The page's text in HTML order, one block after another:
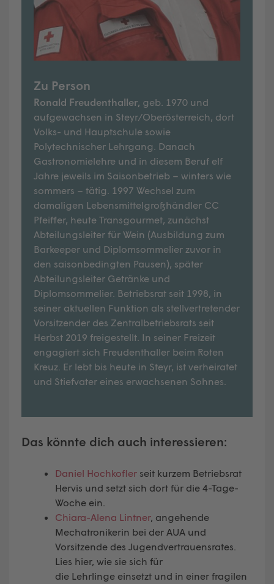
Zu Person
Ronald Freudenthaller, geb. 1970 und
aufgewachsen in Steyr/Oberösterreich, dort
Volks- und Hauptschule sowie
Polytechnischer Lehrgang. Danach
Gastronomielehre und in diesem Beruf elf
Jahre jeweils im Saisonbetrieb – winters wie
sommers – tätig. 1997 Wechsel zum
damaligen Lebensmittelgroßhändler CC
Pfeiffer, heute Transgourmet, zunächst
Abteilungsleiter für Wein (Ausbildung zum
Barkeeper und Diplomsommelier zuvor in
den saisonbedingten Pausen), später
Abteilungsleiter Getränke und
Diplomsommelier. Betriebsrat seit 1998, in
seiner aktuellen Funktion als stellvertretender
Vorsitzender des Zentralbetriebsrats seit
Herbst 2019 freigestellt. In seiner Freizeit
engagiert sich Freudenthaller beim Roten
Kreuz. Er lebt bis heute in Steyr, ist verheiratet
und Stiefvater eines erwachsenen Sohnes.
Das könnte dich auch interessieren:
Daniel Hochkofler seit kurzem Betriebsrat
Hervis und setzt sich dort für die 4-Tage-
Woche ein.
Chiara-Alena Lintner, angehende
Mechatronikerin bei der AUA und
Vorsitzende des Jugendvertrauensrates.
Lies hier, wie sie sich für
die Lehrlinge einsetzt und in einer fragilen